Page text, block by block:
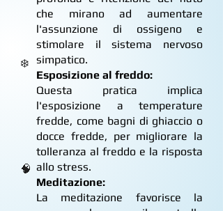
❄️
🧠
che mirano ad aumentare
l'assunzione di ossigeno e
stimolare il sistema nervoso
simpatico.
Esposizione al freddo:
Questa pratica implica
l'esposizione a temperature
fredde, come bagni di ghiaccio o
docce fredde, per migliorare la
tolleranza al freddo e la risposta
allo stress.
Meditazione:
La meditazione favorisce la